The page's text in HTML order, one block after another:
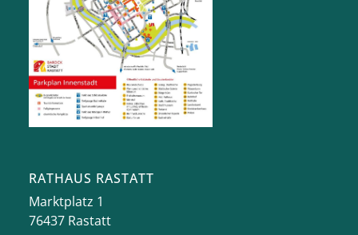
RATHAUS RASTATT
Marktplatz 1
76437 Rastatt